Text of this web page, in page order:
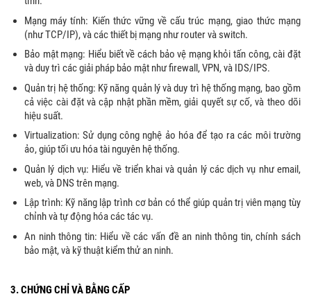
Mạng máy tính: Kiến thức vững về cấu trúc mạng, giao thức mạng
(như TCP/IP), và các thiết bị mạng như router và switch.
Bảo mật mạng: Hiểu biết về cách bảo vệ mạng khỏi tấn công, cài đặt
và duy trì các giải pháp bảo mật như firewall, VPN, và IDS/IPS.
Quản trị hệ thống: Kỹ năng quản lý và duy trì hệ thống mạng, bao gồm
cả việc cài đặt và cập nhật phần mềm, giải quyết sự cố, và theo dõi
hiệu suất.
Virtualization: Sử dụng công nghệ ảo hóa để tạo ra các môi trường
ảo, giúp tối ưu hóa tài nguyên hệ thống.
Quản lý dịch vụ: Hiểu về triển khai và quản lý các dịch vụ như email,
web, và DNS trên mạng.
Lập trình: Kỹ năng lập trình cơ bản có thể giúp quản trị viên mạng tùy
chỉnh và tự động hóa các tác vụ.
An ninh thông tin: Hiểu về các vấn đề an ninh thông tin, chính sách
bảo mật, và kỹ thuật kiểm thử an ninh.
3. CHỨNG CHỈ VÀ BẰNG CẤP